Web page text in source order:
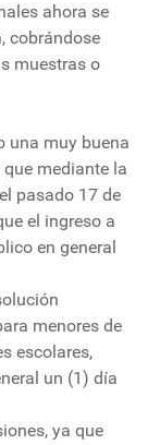
ahora se
cobrándose
muestras o
una muy buena
mediante la
pasado 17 de
el ingreso a
en general
menores de
escolares,
un (1) día
ya que